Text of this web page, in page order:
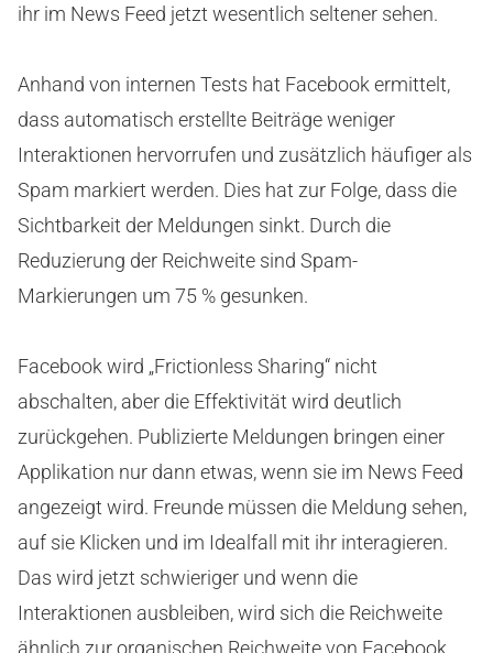
ihr im News Feed jetzt wesentlich seltener sehen.
Anhand von internen Tests hat Facebook ermittelt,
dass automatisch erstellte Beiträge weniger
Interaktionen hervorrufen und zusätzlich häufiger als
Spam markiert werden. Dies hat zur Folge, dass die
Sichtbarkeit der Meldungen sinkt. Durch die
Reduzierung der Reichweite sind Spam-
Markierungen um 75 % gesunken.
Facebook wird „Frictionless Sharing“ nicht
abschalten, aber die Effektivität wird deutlich
zurückgehen. Publizierte Meldungen bringen einer
Applikation nur dann etwas, wenn sie im News Feed
angezeigt wird. Freunde müssen die Meldung sehen,
auf sie Klicken und im Idealfall mit ihr interagieren.
Das wird jetzt schwieriger und wenn die
Interaktionen ausbleiben, wird sich die Reichweite